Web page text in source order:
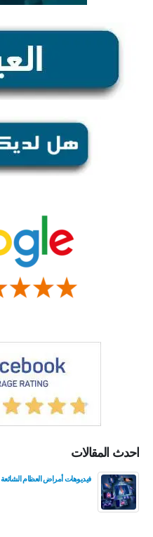
احدث المقالات
فيديوهات أمراض العظام الشائعة